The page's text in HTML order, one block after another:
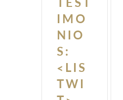
IMO
NIO
S:
<LIS
TWI